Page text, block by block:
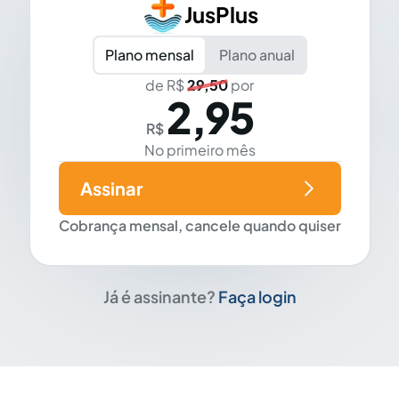
JusPlus
Plano mensal
Plano anual
de R$29,50por
R$ 2,95
No primeiro mês
Cobrança mensal, cancele quando quiser
Assinar
Já é assinante? Faça login